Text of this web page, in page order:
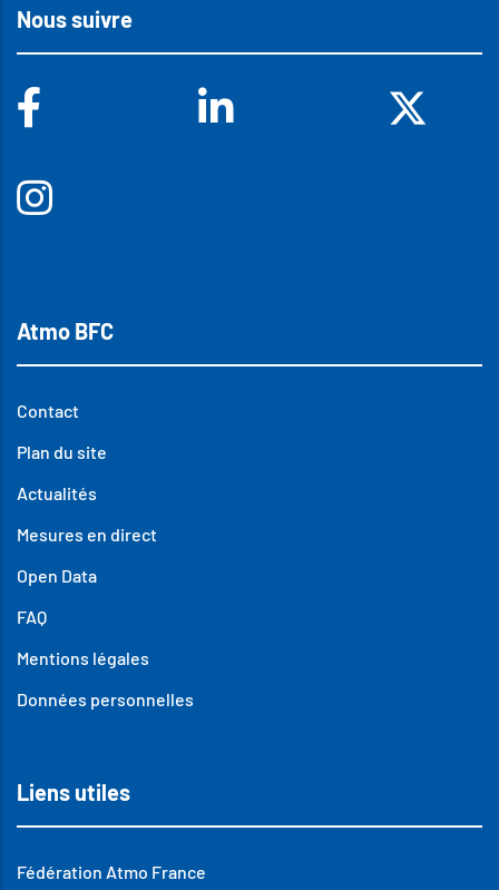
Nous suivre
Atmo BFC
Contact
Plan du site
Actualités
Mesures en direct
Open Data
FAQ
Mentions légales
Données personnelles
Liens utiles
Fédération Atmo France